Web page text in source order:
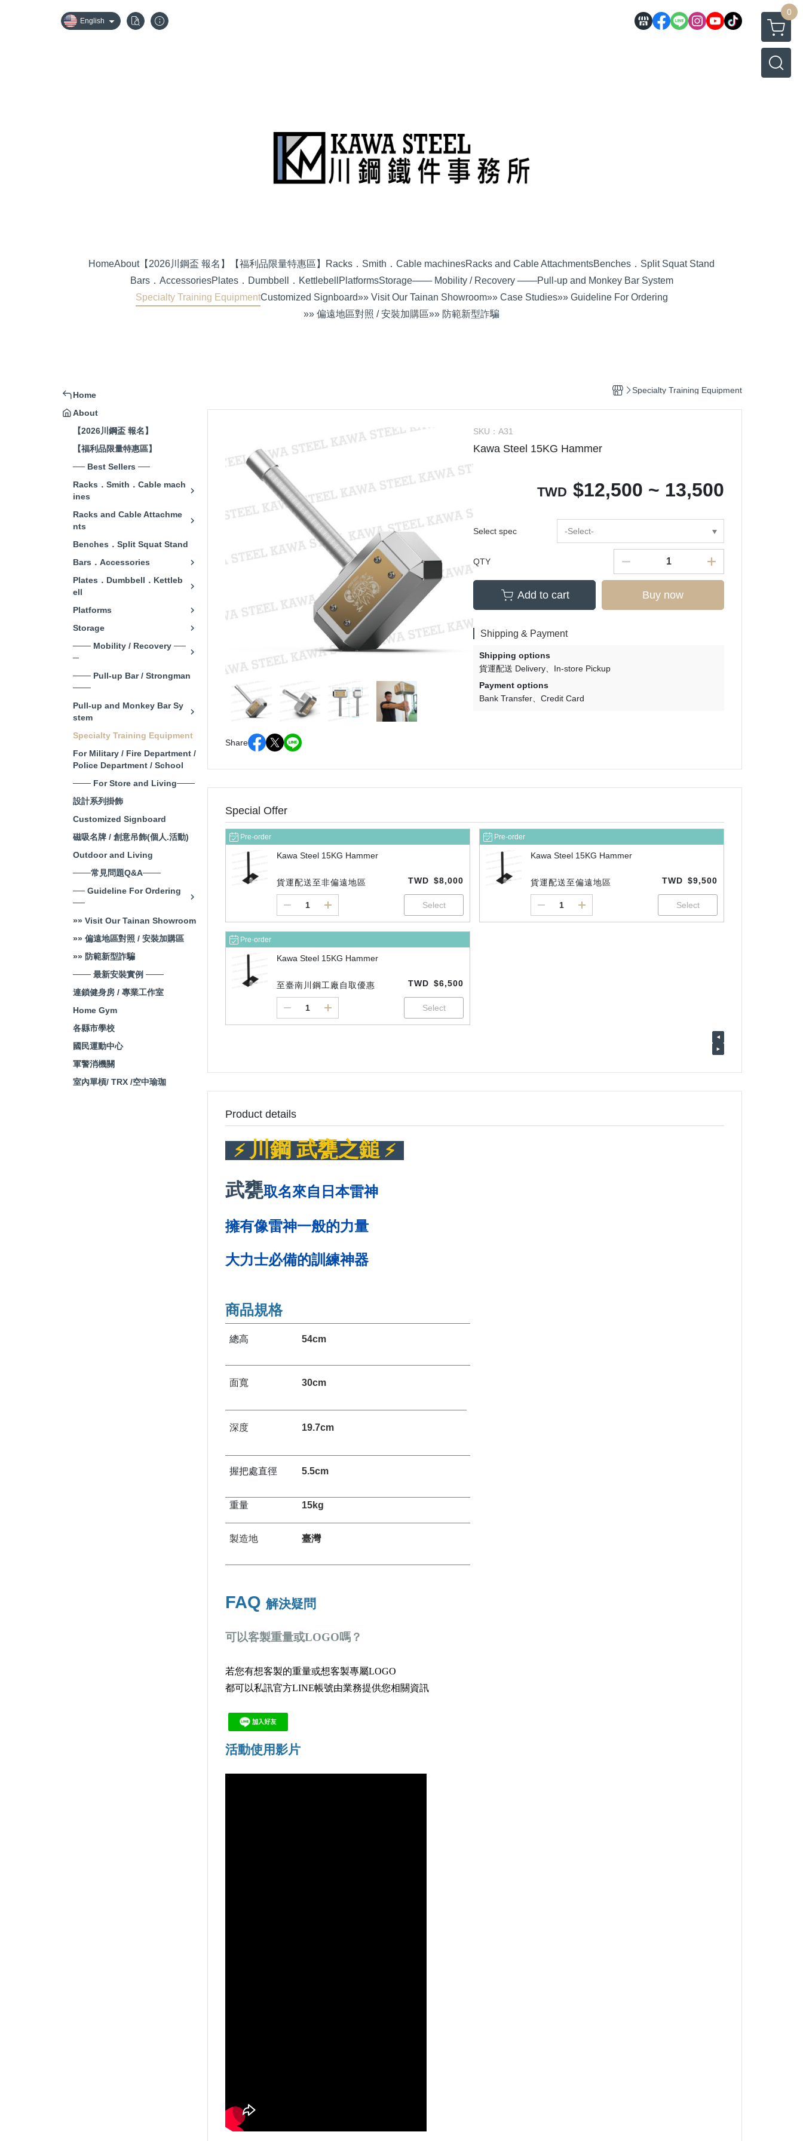
English
0
HomeAbout【2026川鋼盃 報名】 【福利品限量特惠區】 Racks．Smith．Cable machinesRacks and Cable AttachmentsBenches．Split Squat Stand
Bars．AccessoriesPlates．Dumbbell．Kettlebell PlatformsStorage─── Mobility / Recovery ───Pull-up and Monkey Bar System
Specialty Training EquipmentCustomized Signboard»» Visit Our Tainan Showroom»» Case Studies»» Guideline For Ordering
»» 偏遠地區對照 / 安裝加購區»» 防範新型詐騙
Home
About
【2026川鋼盃 報名】
【福利品限量特惠區】
── Best Sellers ──
Racks．Smith．Cable mach
ines
Racks and Cable Attachme
nts
Benches．Split Squat Stand
Bars．Accessories
Plates．Dumbbell．Kettleb
ell
Platforms
Storage
─── Mobility / Recovery ──
─
─── Pull-up Bar / Strongman
───
Pull-up and Monkey Bar Sy
stem
Specialty Training Equipment
For Military / Fire Department /
Police Department / School
─── For Store and Living───
設計系列掛飾
Customized Signboard
磁吸名牌 / 創意吊飾(個人.活動)
Outdoor and Living
───常見問題Q&A───
── Guideline For Ordering
──
»» Visit Our Tainan Showroom
»» 偏遠地區對照 / 安裝加購區
»» 防範新型詐騙
─── 最新安裝實例 ───
連鎖健身房 / 專業工作室
Home Gym
各縣市學校
國民運動中心
軍警消機關
室內單槓/ TRX /空中瑜珈
Specialty Training Equipment
Share
SKU：A31
Kawa Steel 15KG Hammer
TWD $12,500 ~ 13,500
Select spec -Select-
QTY
Add to cart Buy now
Shipping & Payment
Shipping options
貨運配送 Delivery
In-store Pickup
Payment options
Bank Transfer
Credit Card
Special Offer
Pre-order
Kawa Steel 15KG Hammer
貨運配送至非偏遠地區 TWD $8,000
Pre-order
Kawa Steel 15KG Hammer
貨運配送至偏遠地區 TWD $9,500
Pre-order
Kawa Steel 15KG Hammer
至臺南川鋼工廠自取優惠 TWD $6,500
Product details
⚡️ 川鋼 武甕之鎚 ⚡️
武甕取名來自日本雷神
擁有像雷神一般的力量
大力士必備的訓練神器
商品規格
總高 54cm
面寬 30cm
深度 19.7cm
握把處直徑 5.5cm
重量 15kg
製造地 臺灣
FAQ 解決疑問
可以客製重量或LOGO嗎？
若您有想客製的重量或想客製專屬LOGO
都可以私訊官方LINE帳號由業務提供您相關資訊
活動使用影片